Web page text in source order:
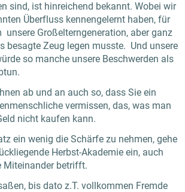
sind, ist hinreichend bekannt. Wobei wir
Überfluss kennengelernt haben, für
unsere Großelterngeneration, aber ganz
besagte Zeug legen musste. Und unsere
so manche unsere Beschwerden als
ab und an auch so, dass Sie ein
vermissen, das, was man
nicht kaufen kann.
ein wenig die Schärfe zu nehmen, gehe
Herbst-Akademie ein, auch
Miteinander betrifft.
bis dato z.T. vollkommen Fremde